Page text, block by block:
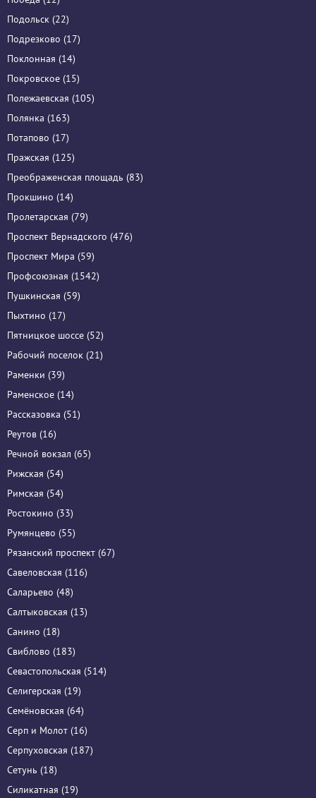
Подольск (22)
Подрезково (17)
Поклонная (14)
Покровское (15)
Полежаевская (105)
Полянка (163)
Потапово (17)
Пражская (125)
Преображенская площадь (83)
Прокшино (14)
Пролетарская (79)
Проспект Вернадского (476)
Проспект Мира (59)
Профсоюзная (1542)
Пушкинская (59)
Пыхтино (17)
Пятницкое шоссе (52)
Рабочий поселок (21)
Раменки (39)
Раменское (14)
Рассказовка (51)
Реутов (16)
Речной вокзал (65)
Рижская (54)
Римская (54)
Ростокино (33)
Румянцево (55)
Рязанский проспект (67)
Савеловская (116)
Саларьево (48)
Салтыковская (13)
Санино (18)
Свиблово (183)
Севастопольская (514)
Селигерская (19)
Семёновская (64)
Серп и Молот (16)
Серпуховская (187)
Сетунь (18)
Силикатная (19)